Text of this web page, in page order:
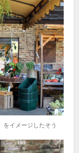
をイメージしたそう